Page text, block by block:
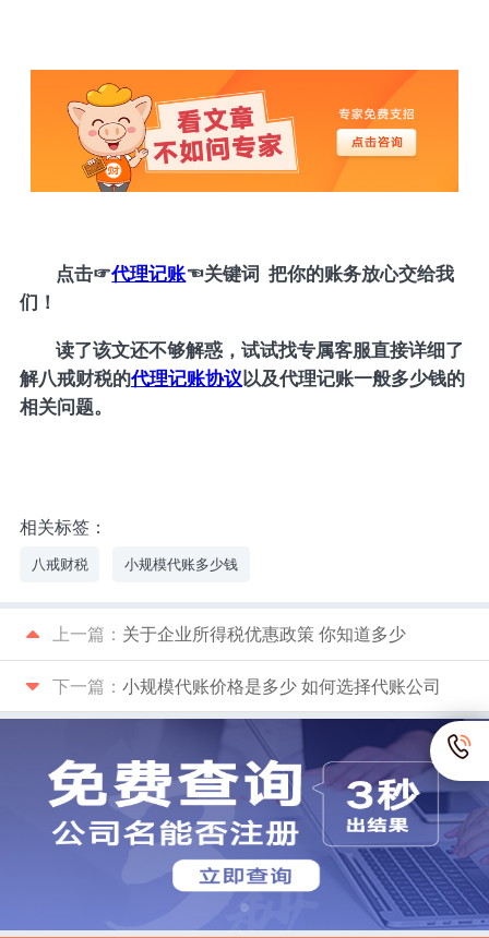
点击☞代理记账☜关键词 把你的账务放心交给我
们！
读了该文还不够解惑，试试找专属客服直接详细了
解八戒财税的代理记账协议 以及代理记账一般多少钱的
相关问题。
相关标签：
八戒财税 小规模代账多少钱
上一篇： 关于企业所得税优惠政策 你知道多少
下一篇： 小规模代账价格是多少 如何选择代账公司